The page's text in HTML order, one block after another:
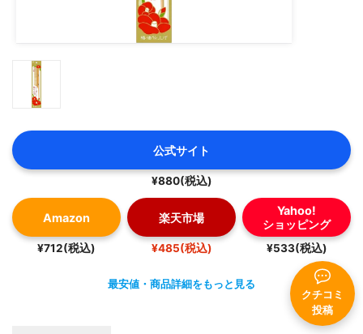
クチコミ
投稿
公式サイト
¥880(税込)
Amazon
¥712(税込)
楽天市場
¥485(税込)
Yahoo!
ショッピング
¥533(税込)
最安値・商品詳細をもっと見る